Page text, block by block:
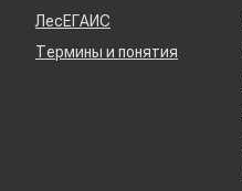
ЛесЕГАИС
Термины и понятия